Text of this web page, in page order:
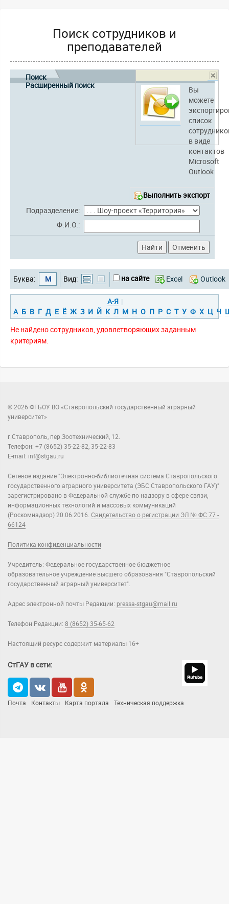
Поиск сотрудников и
преподавателей
Вы
можете
список
в виде
контактов
Microsoft
Outlook
Выполнить экспорт
Поиск
Расширенный поиск
Подразделение:
Ф.И.О.:
Буква: М Вид: на сайте Excel Outlook
А-Я |
А Б В Г Д Е Ё Ж З И Й К Л М Н О П Р С Т У Ф Х Ц Ч
Не найдено сотрудников, удовлетворяющих заданным
критериям.
© 2026 ФГБОУ ВО «Ставропольский государственный аграрный
университет»
г.Ставрополь, пер.Зоотехнический, 12.
Телефон: +7 (8652) 35-22-82, 35-22-83
E-mail: inf@stgau.ru
Сетевое издание "Электронно-библиотечная система Ставропольского
государственного аграрного университета (ЭБС Ставропольского ГАУ)"
зарегистрировано в Федеральной службе по надзору в сфере связи,
информационных технологий и массовых коммуникаций
(Роскомнадзор) 20.06.2016. Свидетельство о регистрации ЭЛ № ФС 77 -
66124
Политика конфиденциальности
Учредитель: Федеральное государственное бюджетное
образовательное учреждение высшего образования "Ставропольский
государственный аграрный университет".
Адрес электронной почты Редакции: pressa-stgau@mail.ru
Телефон Редакции: 8 (8652) 35-65-62
Настоящий ресурс содержит материалы 16+
СтГАУ в сети:
Почта Контакты Карта портала Техническая поддержка